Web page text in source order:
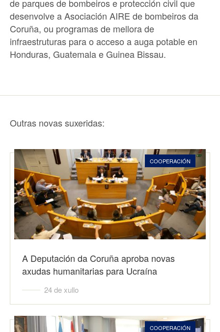
de parques de bombeiros e protección civil que
desenvolve a Asociación AIRE de bombeiros da
Coruña, ou programas de mellora de
infraestruturas para o acceso a auga potable en
Honduras, Guatemala e Guinea Bissau.
Outras novas suxeridas:
COOPERACIÓN
A Deputación da Coruña aproba novas
axudas humanitarias para Ucraína
24 de xullo
COOPERACIÓN